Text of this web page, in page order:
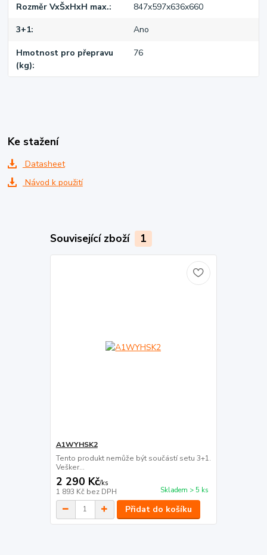
Rozměr VxŠxHxH max. 847x597x636x660
3+1 Ano
Hmotnost pro přepravu
(kg)
76
Ke stažení
Datasheet
Návod k použití
Související zboží 1
A1WYHSK2
Tento produkt nemůže být součástí setu 3+1.
Vešker...
2 290 Kč/ks
1 893 Kč bez DPH Skladem > 5 ks
Přidat do košíku